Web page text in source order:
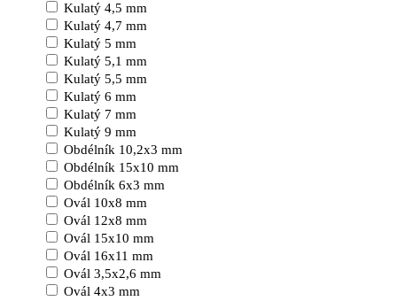
Kulatý 4,5 mm
Kulatý 4,7 mm
Kulatý 5 mm
Kulatý 5,1 mm
Kulatý 5,5 mm
Kulatý 6 mm
Kulatý 7 mm
Kulatý 9 mm
Obdélník 10,2x3 mm
Obdélník 15x10 mm
Obdélník 6x3 mm
Ovál 10x8 mm
Ovál 12x8 mm
Ovál 15x10 mm
Ovál 16x11 mm
Ovál 3,5x2,6 mm
Ovál 4x3 mm